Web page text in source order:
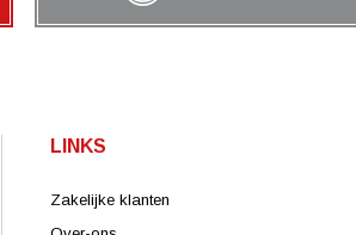
LINKS
Zakelijke klanten